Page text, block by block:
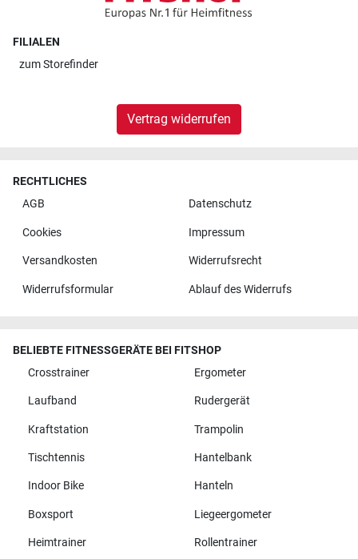
FILIALEN
zumStorefinder
Vertrag widerrufen
RECHTLICHES
AGB
Datenschutz
Cookies Impressum
Versandkosten Widerrufsrecht
Widerrufsformular Ablauf des Widerrufs
BELIEBTE FITNESSGERÄTE BEI FITSHOP
Crosstrainer
Ergometer
Laufband Rudergerät
Kraftstation Trampolin
Tischtennis Hantelbank
Indoor Bike Hanteln
Boxsport Liegeergometer
Heimtrainer Rollentrainer